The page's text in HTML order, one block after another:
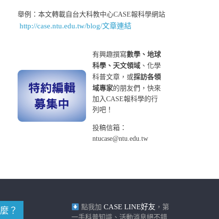
舉例：本文轉載自台大科教中心CASE報科學網站
http://case.ntu.edu.tw/blog/文章連結
有興趣撰寫數學、地球
科學、天文領域 、化學
科普文章，或採訪各領
域專家的朋友們，快來
加入CASE報科學的行
列吧！
投稿信箱：
ntucase@ntu.edu.tw
？ 點我加 CASE LINE好友 ，第
一手科普知識、活動消息絕不錯